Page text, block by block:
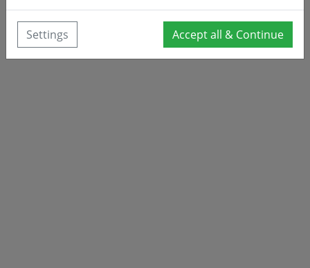
Settings Accept all & Continue